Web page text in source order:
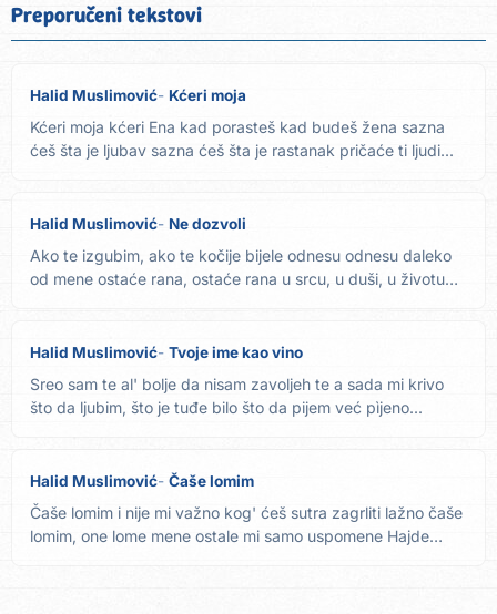
Preporučeni tekstovi
Halid Muslimović Kćeri moja
Kćeri moja kćeri Ena kad porasteš kad budeš žena sazna
ćeš šta je ljubav sazna ćeš šta je rastanak pričaće ti ljudi...
Halid Muslimović Ne dozvoli
Ako te izgubim, ako te kočije bijele odnesu odnesu daleko
od mene ostaće rana, ostaće rana u srcu, u duši, u životu
Halid Muslimović Tvoje ime kao vino
Sreo sam te al' bolje da nisam zavoljeh te a sada mi krivo
što da ljubim, što je tuđe bilo što da pijem već pìjeno...
Halid Muslimović Čaše lomim
Čaše lomim i nije mi važno kog' ćeš sutra zagrliti lažno čaše
lomim, one lome mene ostale mi samo uspomene Hajde